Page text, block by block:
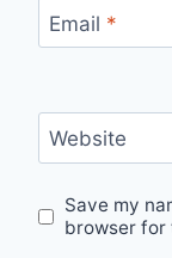
Email *
Website
Save my
browser for